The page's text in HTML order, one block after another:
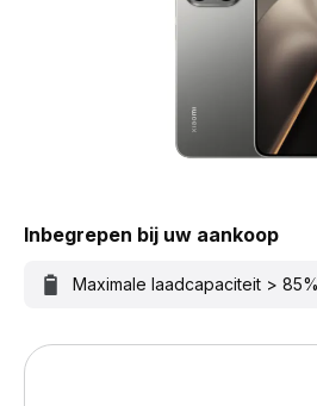
Inbegrepen bij uw aankoop
Maximale laadcapaciteit > 85%